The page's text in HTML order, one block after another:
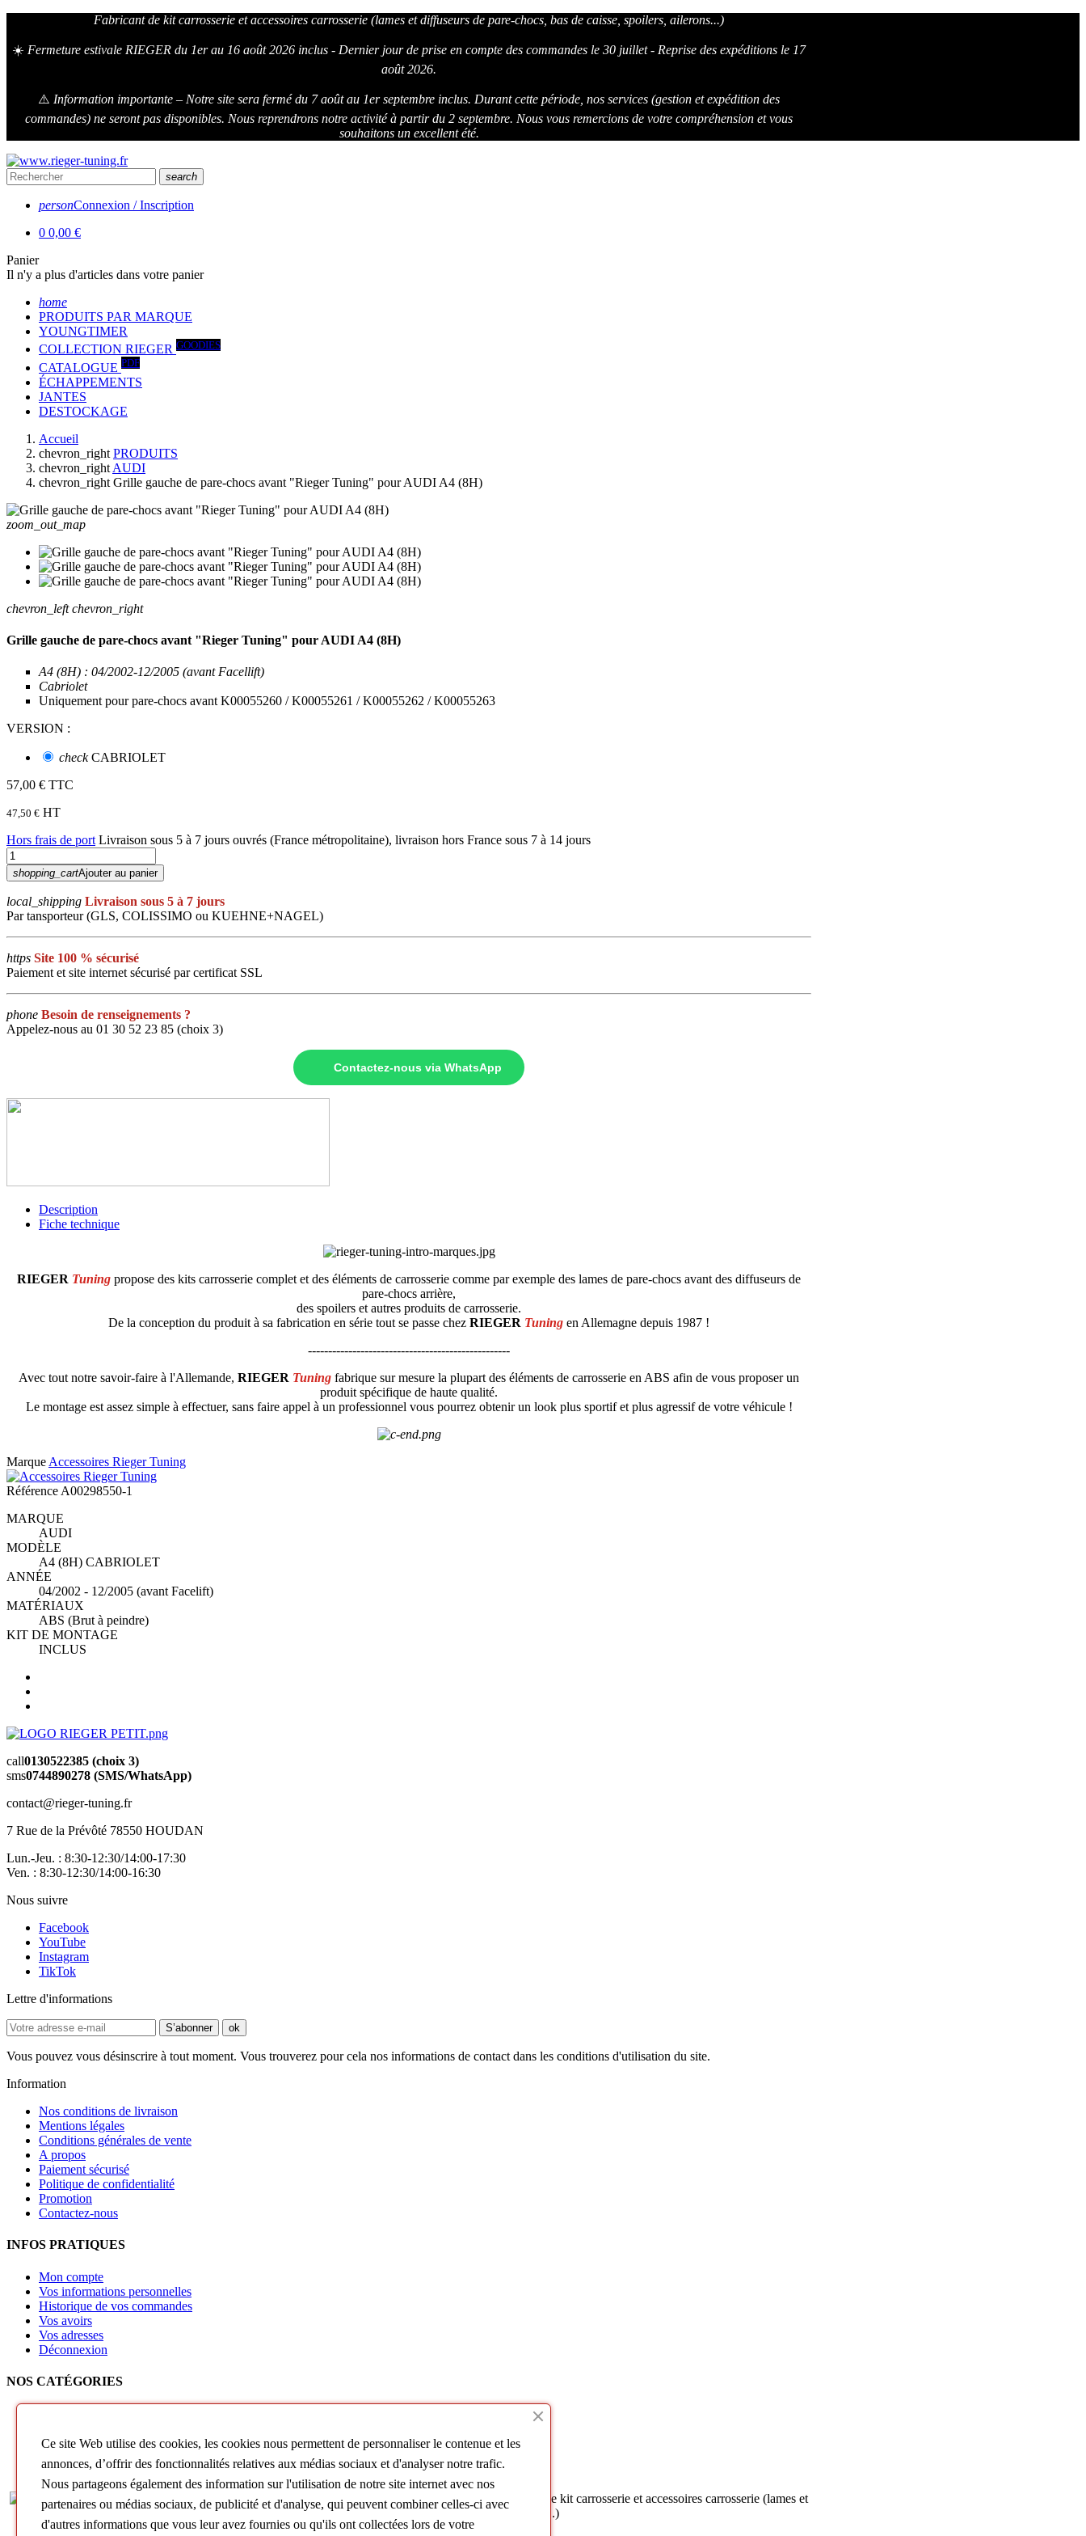
Fabricant de kit carrosserie et accessoires carrosserie (lames et diffuseurs de pare-chocs, bas de caisse, spoilers, ailerons...)
☀️ Fermeture estivale RIEGER du 1er au 16 août 2026 inclus - Dernier jour de prise en compte des commandes le 30 juillet - Reprise des expéditions le 17
août 2026.
⚠️ Information importante – Notre site sera fermé du 7 août au 1er septembre inclus. Durant cette période, nos services (gestion et expédition des
commandes) ne seront pas disponibles. Nous reprendrons notre activité à partir du 2 septembre. Nous vous remercions de votre compréhension et vous
souhaitons un excellent été.
search
personConnexion / Inscription
0 0,00 €
Panier
Il n'y a plus d'articles dans votre panier
home
PRODUITS PAR MARQUE
YOUNGTIMER
COLLECTION RIEGER GOODIES
CATALOGUE PDF
ÉCHAPPEMENTS
JANTES
DESTOCKAGE
Accueil
chevron_right PRODUITS
chevron_right AUDI
chevron_right Grille gauche de pare-chocs avant "Rieger Tuning" pour AUDI A4 (8H)
zoom_out_map
chevron_left chevron_right
Grille gauche de pare-chocs avant "Rieger Tuning" pour AUDI A4 (8H)
A4 (8H) : 04/2002-12/2005 (avant Facellift)
Cabriolet
Uniquement pour pare-chocs avant K00055260 / K00055261 / K00055262 / K00055263
VERSION :
check CABRIOLET
57,00 € TTC
47,50 € HT
Hors frais de port Livraison sous 5 à 7 jours ouvrés (France métropolitaine), livraison hors France sous 7 à 14 jours
shopping_cartAjouter au panier
local_shipping Livraison sous 5 à 7 jours
Par tansporteur (GLS, COLISSIMO ou KUEHNE+NAGEL)
https Site 100 % sécurisé
Paiement et site internet sécurisé par certificat SSL
phone Besoin de renseignements ?
Appelez-nous au 01 30 52 23 85 (choix 3)
Contactez-nous via WhatsApp
Description
Fiche technique
RIEGER Tuning propose des kits carrosserie complet et des éléments de carrosserie comme par exemple des lames de pare-chocs avant des diffuseurs de
pare-chocs arrière,
des spoilers et autres produits de carrosserie.
De la conception du produit à sa fabrication en série tout se passe chez RIEGER Tuning en Allemagne depuis 1987 !
--------------------------------------------------
Avec tout notre savoir-faire à l'Allemande, RIEGER Tuning fabrique sur mesure la plupart des éléments de carrosserie en ABS afin de vous proposer un
produit spécifique de haute qualité.
Le montage est assez simple à effectuer, sans faire appel à un professionnel vous pourrez obtenir un look plus sportif et plus agressif de votre véhicule !
Marque Accessoires Rieger Tuning
Référence A00298550-1
MARQUE
AUDI
MODÈLE
A4 (8H) CABRIOLET
ANNÉE
04/2002 - 12/2005 (avant Facelift)
MATÉRIAUX
ABS (Brut à peindre)
KIT DE MONTAGE
INCLUS
call0130522385 (choix 3)
sms0744890278 (SMS/WhatsApp)
contact@rieger-tuning.fr
7 Rue de la Prévôté 78550 HOUDAN
Lun.-Jeu. : 8:30-12:30/14:00-17:30
Ven. : 8:30-12:30/14:00-16:30
Nous suivre
Facebook
YouTube
Instagram
TikTok
Lettre d'informations
S’abonner ok
Vous pouvez vous désinscrire à tout moment. Vous trouverez pour cela nos informations de contact dans les conditions d'utilisation du site.
Information
Nos conditions de livraison
Mentions légales
Conditions générales de vente
A propos
Paiement sécurisé
Politique de confidentialité
Promotion
Contactez-nous
INFOS PRATIQUES
Mon compte
Vos informations personnelles
Historique de vos commandes
Vos avoirs
Vos adresses
Déconnexion
NOS CATÉGORIES
Catalogues
Échappements
Jantes
Copyright © 2024
RIEGER TUNING France • TUNEDYNAMIC SAS
| Fabricant de kit carrosserie et accessoires carrosserie (lames et
diffuseurs de pare-chocs, bas de caisse, spoilers, ailerons...)
Ce site Web utilise des cookies, les cookies nous permettent de personnaliser le contenue et les
annonces, d’offrir des fonctionnalités relatives aux médias sociaux et d'analyser notre trafic.
Nous partageons également des information sur l'utilisation de notre site internet avec nos
partenaires ou médias sociaux, de publicité et d'analyse, qui peuvent combiner celles-ci avec
d'autres informations que vous leur avez fournies ou qu'ils ont collectées lors de votre